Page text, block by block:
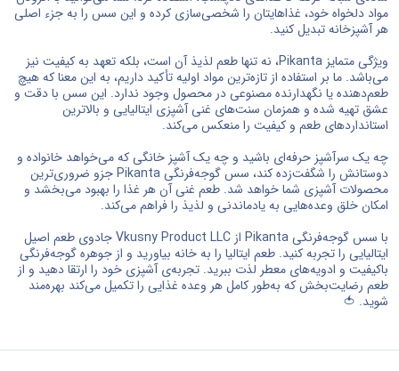
مواد دلخواه خود، غذاهایتان را شخصی‌سازی کرده و این سس را به جزء اصلی
هر آشپزخانه تبدیل کنید.
ویژگی متمایز Pikanta، نه تنها طعم لذیذ آن است، بلکه تعهد به کیفیت نیز
می‌باشد. ما بر استفاده از تازه‌ترین مواد اولیه تأکید داریم، به این معنا که هیچ
طعم‌دهنده یا نگهدارنده مصنوعی در محصول وجود ندارد. این سس با دقت و
عشق تهیه شده و همزمان سنت‌های غنی آشپزی ایتالیایی و بالاترین
استانداردهای طعم و کیفیت را منعکس می‌کند.
چه یک سرآشپز حرفه‌ای باشید و چه یک آشپز خانگی که می‌خواهد خانواده و
دوستانش را شگفت‌زده کند، سس گوجه‌فرنگی Pikanta جزو ضروری‌ترین
محصولات آشپزی شما خواهد شد. طعم غنی آن هر غذا را بهبود می‌بخشد و
امکان خلق وعده‌هایی به یادماندنی و لذیذ را فراهم می‌کند.
با سس گوجه‌فرنگی Pikanta از Vkusny Product LLC جادوی طعم اصیل
ایتالیایی را تجربه کنید. طعم ایتالیا را به خانه بیاورید و از جوهره گوجه‌فرنگی
باکیفیت و ادویه‌های معطر لذت ببرید. تجربه‌ی آشپزی خود را ارتقا دهید و از
طعم رضایت‌بخش که به‌طور کامل هر وعده غذایی را تکمیل می‌کند بهره‌مند
شوید. 🍅